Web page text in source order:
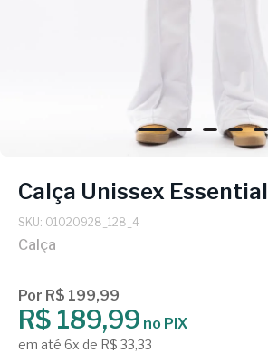
Calça Unissex Essential
SKU: 01020928_128_4
Calça
Por R$ 199,99
R$ 189,99 no PIX
em até 6x de R$ 33,33